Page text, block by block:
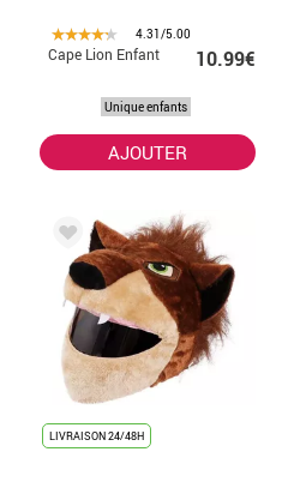
4.31/5.00
Cape Lion Enfant 10.99€
Unique enfants
AJOUTER
LIVRAISON 24/48H